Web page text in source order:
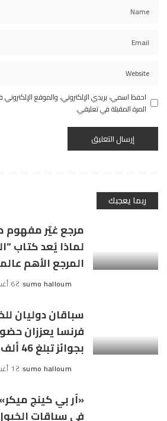
احفظ اسمي، بريدي الإلكتروني، والموقع
المرة المقبلة في تعليقي.
ربما يعجبك
مرجع غيّر مفهوم
لماذا يُعد كتاب
المرجع الأهم
Posted
sumo halloum 6 أغسطس، 2026
سباقان دوليان
فرنسا يعززان
بجوائز تبلغ 46 ألف دولار
Posted
sumo halloum 1 أغسطس، 2026
«آر بي كينج
في سباقات